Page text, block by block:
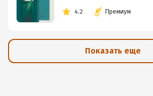
4.2 Премиум
Показать еще